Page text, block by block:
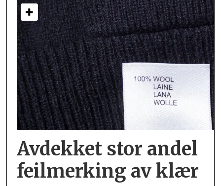
Avdekket stor andel
feil­merking av klær